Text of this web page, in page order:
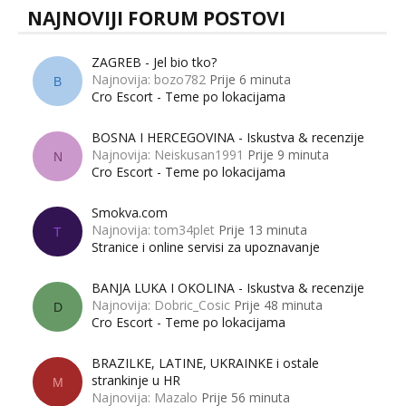
NAJNOVIJI FORUM POSTOVI
B
ZAGREB - Jel bio tko?
Najnovija: bozo782 Prije 6 minuta
Cro Escort - Teme po lokacijama
N
BOSNA I HERCEGOVINA - Iskustva & recenzije
Najnovija: Neiskusan1991 Prije 9 minuta
Cro Escort - Teme po lokacijama
T
Smokva.com
Najnovija: tom34plet Prije 13 minuta
Stranice i online servisi za upoznavanje
D
BANJA LUKA I OKOLINA - Iskustva & recenzije
Najnovija: Dobric_Cosic Prije 48 minuta
Cro Escort - Teme po lokacijama
M
BRAZILKE, LATINE, UKRAINKE i ostale
strankinje u HR
Najnovija: Mazalo Prije 56 minuta